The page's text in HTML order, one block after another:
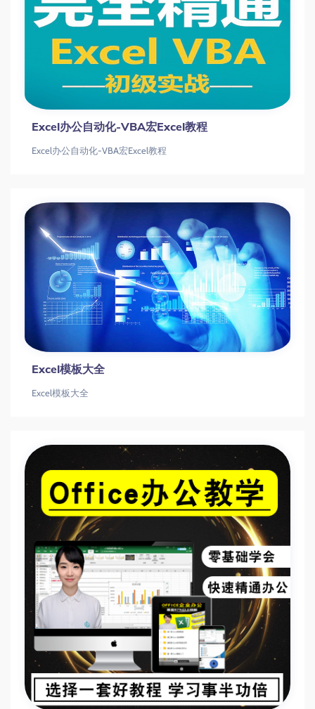
Excel办公自动化-VBA宏Excel教程
Excel办公自动化-VBA宏Excel教程
Excel模板大全
Excel模板大全